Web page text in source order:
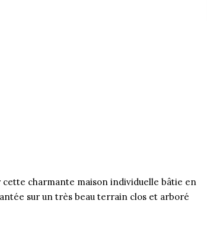
charmante maison individuelle bâtie en
sur un très beau terrain clos et arboré